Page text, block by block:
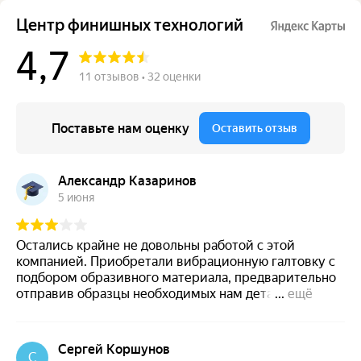
Центр финишных технологий
4,7 11 отзывов • 32 оценки
Поставьте нам оценку Оставить отзыв
Александр Казаринов
5 июня
Остались крайне не довольны работой с этой
компанией. Приобретали вибрационную галтовку с
подбором образивного материала, предварительно
отправив образцы необходимых нам деталей.
цена х2,5,но решили приобретать т.к как считали что
... ещё
С
Сергей Коршунов